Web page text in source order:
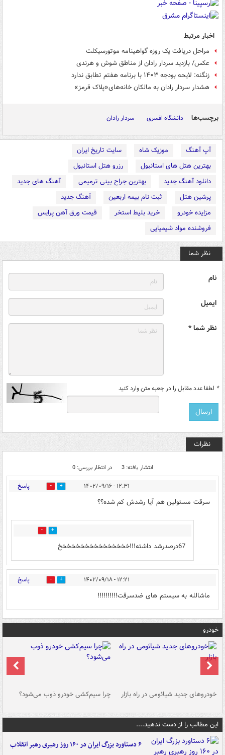
اخبار مرتبط
مراحل دریافت یک روزه گواهینامه موتورسیکلت
عکس/ بازدید سردار رادان از مناطق شوش و هرندی
زنگنه: لایحه بودجه ۱۴۰۳ با برنامه هفتم تطابق ندارد
هشدار سردار رادان به مالکان خانه‌های«پلاک قرمز»
برچسب‌ها دانشگاه افسری سردار رادان
آپ آهنگ موزیک شاه
سایت تاریخ ایران
بهترین هتل های استانبول
رزرو هتل استانبول
دانلود آهنگ جدید
بهترین جراح بینی ترمیمی
آهنگ های جدید
پرشین هتل
ثبت نام بیمه اربعین
آهنگ جدید
مزایده خودرو
خرید بلیط استخر
قیمت ورق آهن پرایس
فروشنده مواد شیمیایی
نظر شما
نام
ایمیل
نظر شما *
* لطفا عدد مقابل را در جعبه متن وارد کنید
نظرات
انتشار یافته: 3 در انتظار بررسی: 0
۱۲:۳۱ - ۱۴۰۲/۰۹/۱۶ 1 پاسخ
سرقت مسئولین هم آیا رشدش کم شده؟؟
0
67درصدرشد داشته!!!خخخخخخخخخخخخخخخخ
۱۲:۲۱ - ۱۴۰۲/۰۹/۱۸ 0 پاسخ
ماشالله به سیستم های ضدسرقت!!!!!!!!!!
خودرو
خودروهای جدید شیائومی در راه بازار چرا سیم‌کشی خودرو ذوب می‌شود؟
این مطالب را از دست ندهید....
۶ دستاورد بزرگ ایران در ۱۶۰ روز رهبری رهبر انقلاب